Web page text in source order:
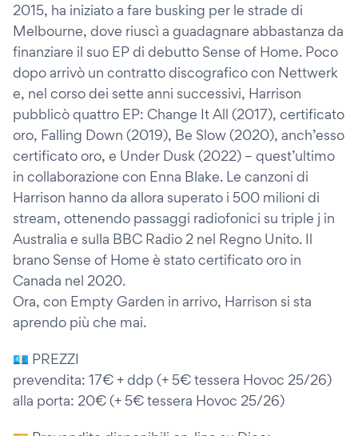
2015, ha iniziato a fare busking per le strade di
Melbourne, dove riuscì a guadagnare abbastanza da
finanziare il suo EP di debutto Sense of Home. Poco
dopo arrivò un contratto discografico con Nettwerk
e, nel corso dei sette anni successivi, Harrison
pubblicò quattro EP: Change It All (2017), certificato
oro, Falling Down (2019), Be Slow (2020), anch’esso
certificato oro, e Under Dusk (2022) – quest’ultimo
in collaborazione con Enna Blake. Le canzoni di
Harrison hanno da allora superato i 500 milioni di
stream, ottenendo passaggi radiofonici su triple j in
Australia e sulla BBC Radio 2 nel Regno Unito. Il
brano Sense of Home è stato certificato oro in
Canada nel 2020.
Ora, con Empty Garden in arrivo, Harrison si sta
aprendo più che mai.
💶 PREZZI
prevendita: 17€ + ddp (+ 5€ tessera Hovoc 25/26)
alla porta: 20€ (+ 5€ tessera Hovoc 25/26)